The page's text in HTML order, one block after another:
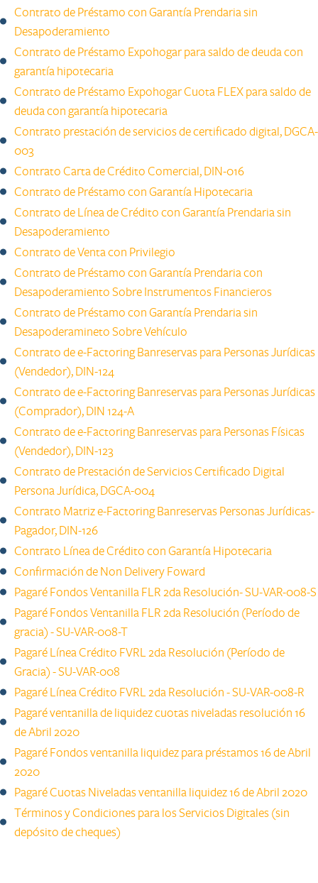
Contrato de Préstamo con Garantía Prendaria sin
Desapoderamiento ​
Contrato de Préstamo Expohogar para saldo de deuda con
garantía hipotecaria
Contrato de Préstamo Expohogar Cuota FLEX para saldo de
deuda con garantía hipotecaria​
Contrato prestación de servicios de certificado digital, DGCA-
003
Contrato Carta de Crédito Comercial, DIN-016
Contrato de Préstamo con Garantía Hipotecaria
Contrato de Línea de Crédito con Garantía Prendaria sin
Desapoderamiento
Contrato de Venta con Privilegio
Contrato de Préstamo con Garantía Prendaria con
Desapoderamiento Sobre Instrumentos Financieros ​
Contrato de Préstamo con Garantía Prendaria sin
Desapoderamineto Sobre Vehículo​​
Contrato de e-Factoring Banreservas para Personas Jurídicas
(Vendedor), DIN-124
Contrato de e-Factoring Banreservas para Personas Jurídicas
(Comprador), DIN 124-A
Contrato de e-Factoring Banreservas para Personas Físicas
(Vendedor), DIN-123​
Contrato de Prestación de Servicios Certificado Digital
Persona Jurídica, DGCA-004
Contrato Matriz e-Factoring Banreservas Personas Jurídicas-
Pagador, DIN-126
Contrato Línea de Crédito con Garantía Hipotecaria​​
Confirmación de Non Delivery Foward
Pagaré Fondos Ventanilla FLR 2da Resolución- SU-VAR-008-S
Pagaré Fondos Ventanilla FLR 2da Resolución (Período de
gracia) - SU-VAR-008-T
Pagaré Línea Crédito FVRL 2da Resolución (Período de
Gracia) - SU-VAR-008​​
Pagaré Línea Crédito FVRL 2da Resolución - SU-VAR-008-R
Pagaré ventanilla de liquidez cuotas niveladas resolución 16
de Abril 2020​​​​
Pagaré Fondos ventanilla liquidez para préstamos 16 de Abril
2020
Pagaré Cuotas Niveladas ventanilla liquidez 16 de Abril 2020 ​
Términos y Condiciones para los Servicios Digitales (sin
depósito de cheques)